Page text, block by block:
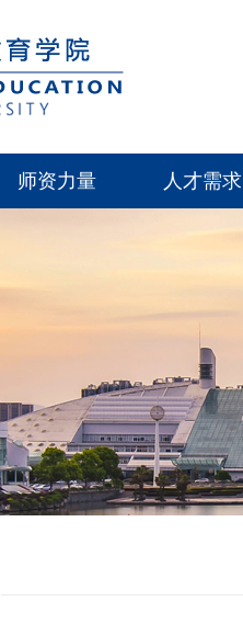
师资力量 人才需求